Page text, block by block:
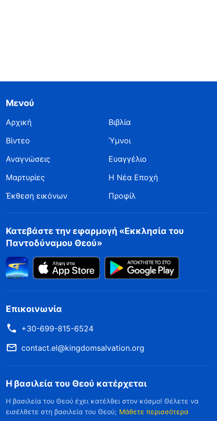
Μενού
Αρχική
Βιβλία
Βίντεο
Ύμνοι
Αναγνώσεις
Ευαγγέλιο
Μαρτυρίες
Η Νέα Εποχή
Έκθεση εικόνων
Προφίλ
Κατεβάστε την εφαρμογή «Εκκλησία του
Παντοδύναμου Θεού»
Επικοινωνία
+30-699-815-6524
contact.el@kingdomsalvation.org
Η βασιλεία του Θεού κατέρχεται
Η βασιλεία του Θεού έχει κατέλθει στον κόσμο! Θέλετε να
εισέλθετε στη βασιλεία του Θεού; Μάθετε περισσότερα